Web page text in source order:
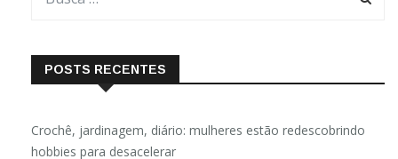
POSTS RECENTES
Crochê, jardinagem, diário: mulheres estão redescobrindo
hobbies para desacelerar